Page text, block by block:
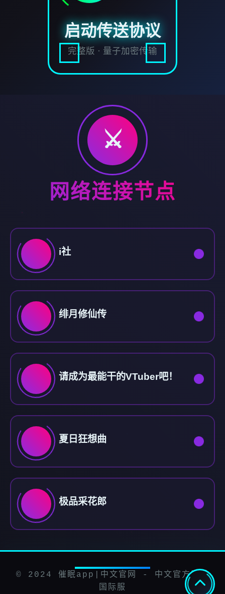
启动传送协议
完整版 · 量子加密传输
⚔️
网络连接节点
i社
绯月修仙传
请成为最能干的VTuber吧！
夏日狂想曲
极品采花郎
© 2024 催眠app|中文官网 - 中文官方助手
国际服